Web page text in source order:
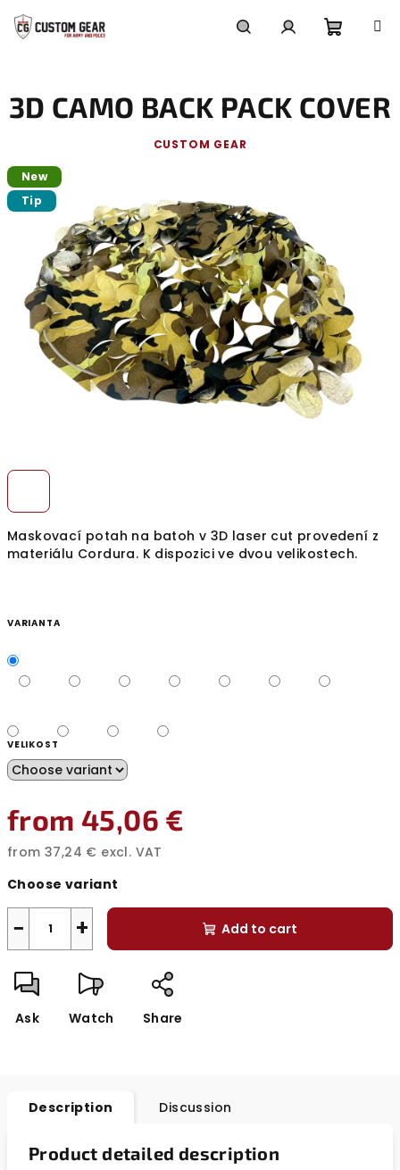
content
cart
Maskovací potah na batoh v 3D laser cut provedení z
materiálu Cordura. K dispozici ve dvou velikostech.
VARIANTA
VELIKOST
from 45,06 €
from 37,24 € excl. VAT
price:
Choose variant
+
− Add to cart
Ask Watch Share
3D CAMO BACK PACK COVER
CUSTOM GEAR
New
Tip
Description Discussion
Product detailed description